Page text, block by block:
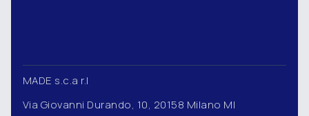
MADE s.c.a r.l
Via Giovanni Durando, 10, 20158 Milano MI